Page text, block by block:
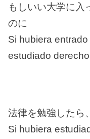
もしいい大学に入
のに
Si hubiera
estudiado
法律を勉強したら
Si hubiera